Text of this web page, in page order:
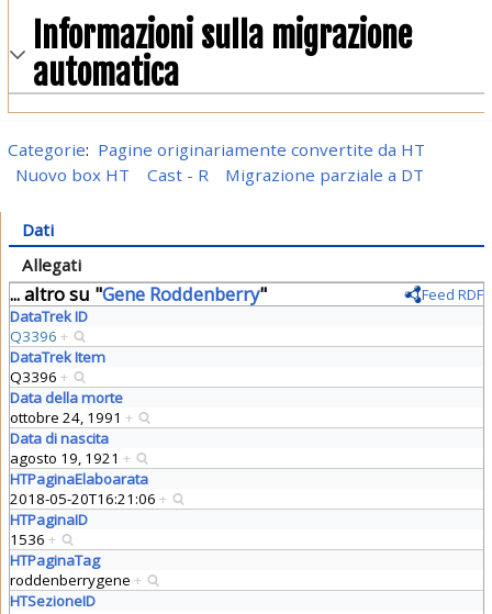
Informazioni sulla migrazione
automatica
Categorie: Pagine originariamente convertite da HT
Nuovo box HT
Cast - R Migrazione parziale a DT
Dati
Allegati
... altro su "Gene Roddenberry"
Feed RDF
DataTrek ID
Q3396 +
DataTrek Item
Q3396 +
Data della morte
ottobre 24, 1991 +
Data di nascita
agosto 19, 1921 +
HTPaginaElaboarata
2018-05-20T16:21:06 +
HTPaginaID
1536 +
HTPaginaTag
roddenberrygene +
HTSezioneID